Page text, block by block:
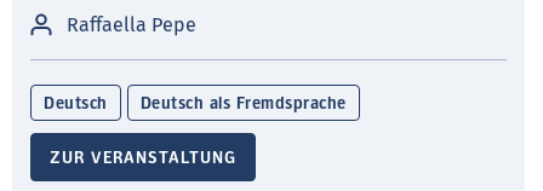
Raffaella Pepe
Deutsch Deutsch als Fremdsprache
ZUR VERANSTALTUNG